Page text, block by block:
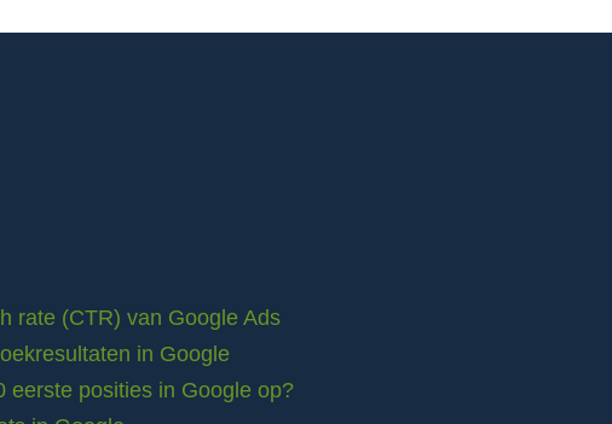
rate (CTR) van Google Ads
in Google
eerste posities in Google op?